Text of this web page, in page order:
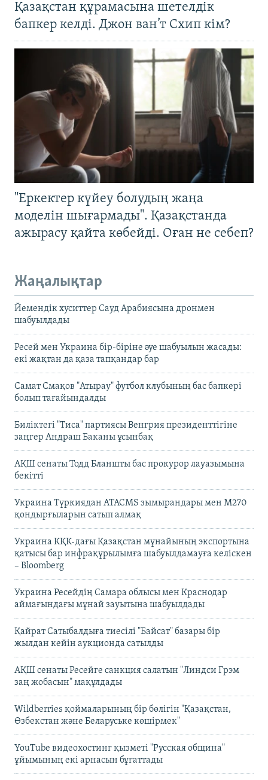
Қазақстан құрамасына шетелдік
бапкер келді. Джон ван’т Схип кім?
"Еркектер күйеу болудың жаңа
моделін шығармады". Қазақстанда
ажырасу қайта көбейді. Оған не себеп?
Жаңалықтар
Йемендік хуситтер Сауд Арабиясына дронмен
шабуылдады
Ресей мен Украина бір-біріне әуе шабуылын жасады:
екі жақтан да қаза тапқандар бар
Самат Смақов "Атырау" футбол клубының бас бапкері
болып тағайындалды
Биліктегі "Тиса" партиясы Венгрия президенттігіне
заңгер Андраш Баканы ұсынбақ
АҚШ сенаты Тодд Бланшты бас прокурор лауазымына
бекітті
Украина Түркиядан ATACMS зымырандары мен M270
қондырғыларын сатып алмақ
Украина КҚК-дағы Қазақстан мұнайының экспортына
қатысы бар инфрақұрылымға шабуылдамауға келіскен
– Bloomberg
Украина Ресейдің Самара облысы мен Краснодар
аймағындағы мұнай зауытына шабуылдады
Қайрат Сатыбалдыға тиесілі "Байсат" базары бір
жылдан кейін аукционда сатылды
АҚШ сенаты Ресейге санкция салатын "Линдси Грэм
заң жобасын" мақұлдады
Wildberries қоймаларының бір бөлігін "Қазақстан,
Өзбекстан және Беларуське көшірмек"
YouTube видеохостинг қызметі "Русская община"
ұйымының екі арнасын бұғаттады